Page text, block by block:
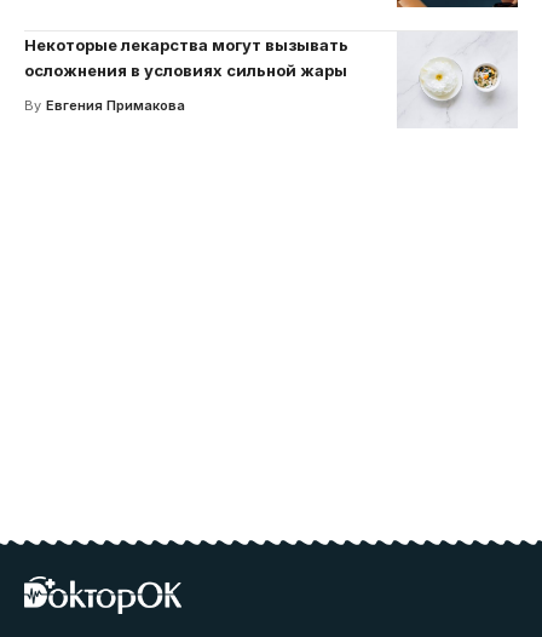
Некоторые лекарства могут вызывать
осложнения в условиях сильной жары
By Евгения Примакова